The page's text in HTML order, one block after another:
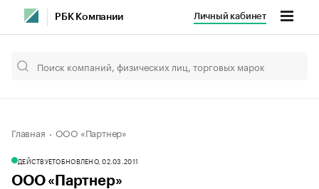
РБК Компании Личный кабинет
Главная ООО «Партнер»
ДЕЙСТВУЕТОБНОВЛЕНО, 02.03.2011
ООО «Партнер»